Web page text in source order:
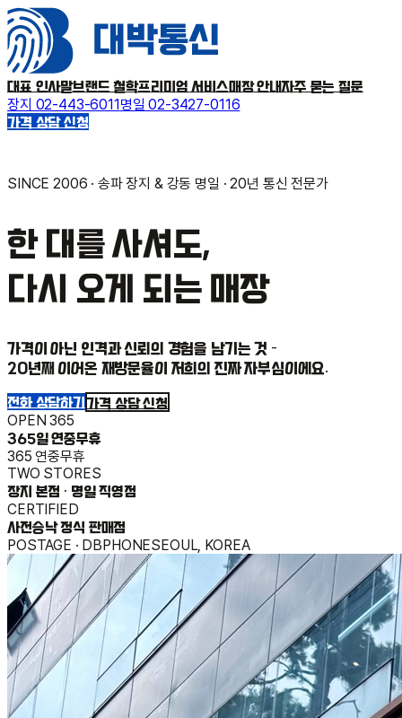
대표 인사말브랜드 철학프리미엄 서비스매장 안내자주 묻는 질문
장지 02-443-6011명일 02-3427-0116
가격 상담 신청
SINCE 2006 · 송파 장지 & 강동 명일 · 20년 통신 전문가
한 대를 사셔도,
다시 오게 되는매장
가격이 아닌 인격과 신뢰의 경험을 남기는 것 -
20년째 이어온 재방문율이 저희의 진짜 자부심이에요.
전화 상담하기가격 상담 신청
OPEN 365
365일 연중무휴
365 연중무휴
TWO STORES
장지 본점 · 명일 직영점
CERTIFIED
사전승낙 정식 판매점
POSTAGE · DBPHONESEOUL, KOREA